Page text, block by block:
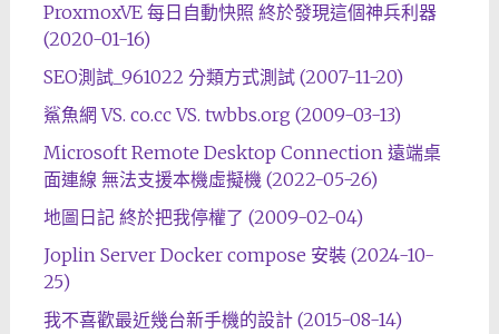
ProxmoxVE 每日自動快照 終於發現這個神兵利器
(2020-01-16)
SEO測試_961022 分類方式測試 (2007-11-20)
鯊魚網 VS. co.cc VS. twbbs.org (2009-03-13)
Microsoft Remote Desktop Connection 遠端桌
面連線 無法支援本機虛擬機 (2022-05-26)
地圖日記 終於把我停權了 (2009-02-04)
Joplin Server Docker compose 安裝 (2024-10-
25)
我不喜歡最近幾台新手機的設計 (2015-08-14)